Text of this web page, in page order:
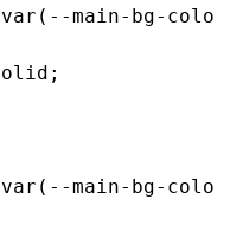
var (--main-bg-color)
;
var (--main-bg-color)